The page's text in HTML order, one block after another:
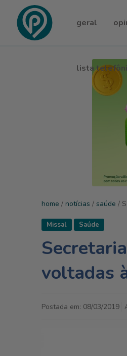
geral
lista
home / notícias / saúde /
Missal Saúde
voltadas
Postada em: 08/03/2019